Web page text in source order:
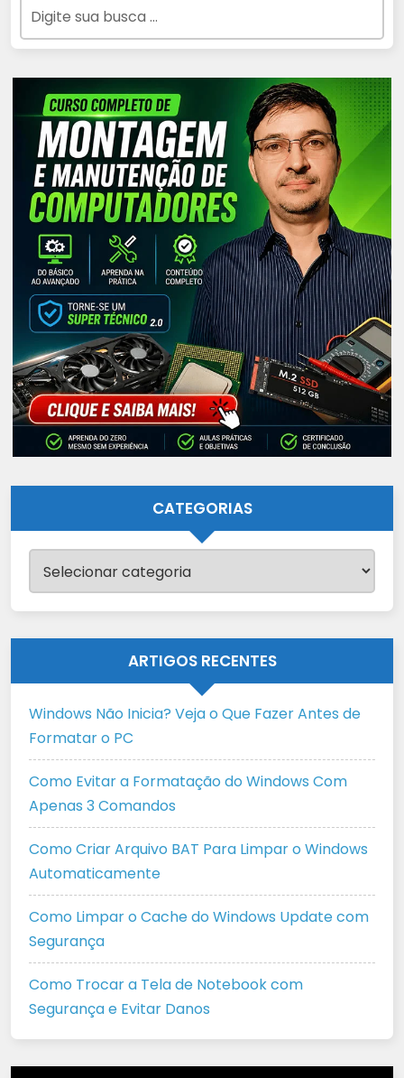
CATEGORIAS
ARTIGOS RECENTES
Windows Não Inicia? Veja o Que Fazer Antes de
Formatar o PC
Como Evitar a Formatação do Windows Com
Apenas 3 Comandos
Como Criar Arquivo BAT Para Limpar o Windows
Automaticamente
Como Limpar o Cache do Windows Update com
Segurança
Como Trocar a Tela de Notebook com
Segurança e Evitar Danos